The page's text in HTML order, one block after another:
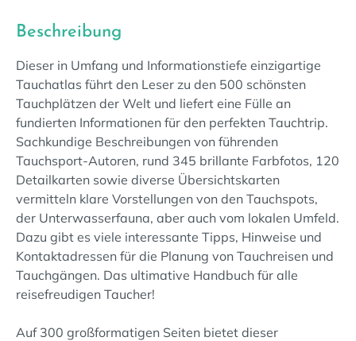
Beschreibung
Dieser in Umfang und Informationstiefe einzigartige
Tauchatlas führt den Leser zu den 500 schönsten
Tauchplätzen der Welt und liefert eine Fülle an
fundierten Informationen für den perfekten Tauchtrip.
Sachkundige Beschreibungen von führenden
Tauchsport-Autoren, rund 345 brillante Farbfotos, 120
Detailkarten sowie diverse Übersichtskarten
vermitteln klare Vorstellungen von den Tauchspots,
der Unterwasserfauna, aber auch vom lokalen Umfeld.
Dazu gibt es viele interessante Tipps, Hinweise und
Kontaktadressen für die Planung von Tauchreisen und
Tauchgängen. Das ultimative Handbuch für alle
reisefreudigen Taucher!
Auf 300 großformatigen Seiten bietet dieser